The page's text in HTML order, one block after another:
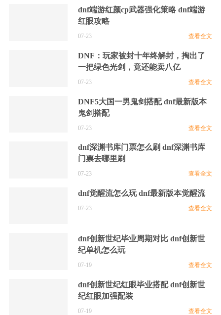
dnf端游红颜cp武器强化策略 dnf端游
红眼攻略
07-23 查看全文
DNF：玩家被封十年终解封，掏出了
一把绿色光剑，竟还能卖八亿
07-23 查看全文
DNF5大国一男鬼剑搭配 dnf最新版本
鬼剑搭配
07-23 查看全文
dnf深渊书库门票怎么刷 dnf深渊书库
门票去哪里刷
07-23 查看全文
dnf觉醒流怎么玩 dnf最新版本觉醒流
07-23 查看全文
dnf创新世纪毕业周期对比 dnf创新世
纪单机怎么玩
07-19 查看全文
dnf创新世纪红眼毕业搭配 dnf创新世
纪红眼加强配装
07-19 查看全文